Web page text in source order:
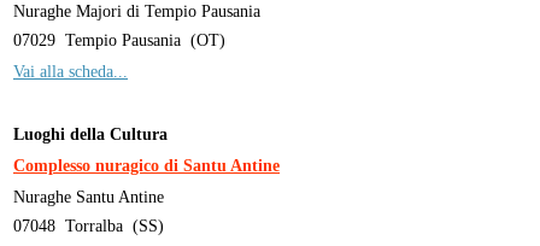
Nuraghe Majori di Tempio Pausania
07029 Tempio Pausania (OT)
Vai alla scheda...
Luoghi della Cultura
Complesso nuragico di Santu Antine
Nuraghe Santu Antine
07048 Torralba (SS)